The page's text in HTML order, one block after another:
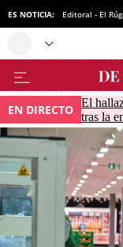
ES NOTICIA: Editoral - El
EN DIRECTO El
tras la